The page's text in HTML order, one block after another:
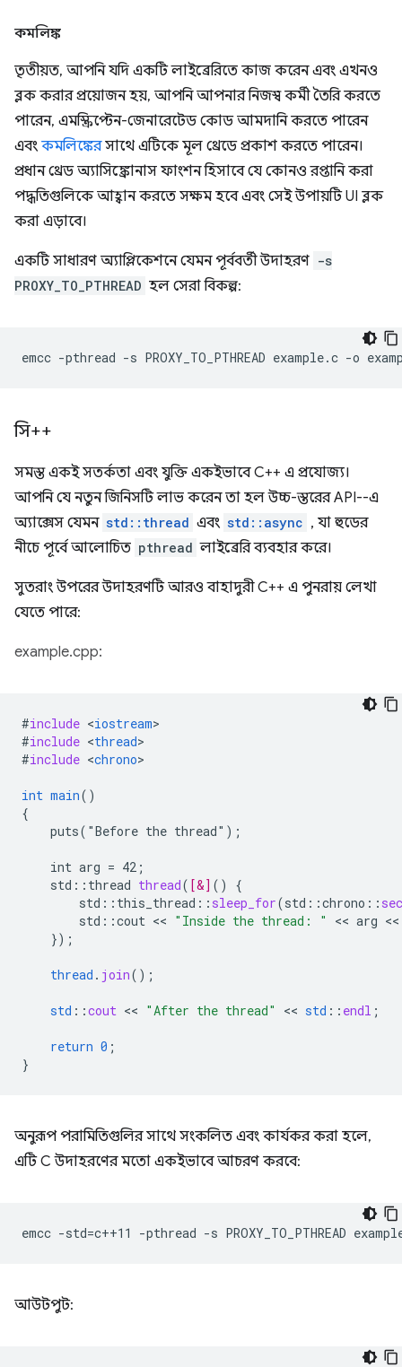
কমলিঙ্ক
তৃতীয়ত, আপনি যদি একটি লাইব্রেরিতে কাজ করেন এবং এখনও
ব্লক করার প্রয়োজন হয়, আপনি আপনার নিজস্ব কর্মী তৈরি করতে
পারেন, এমস্ক্রিপ্টেন-জেনারেটেড কোড আমদানি করতে পারেন
এবং কমলিঙ্কেরসাথে এটিকে মূল থ্রেডে প্রকাশ করতে পারেন।
প্রধান থ্রেড অ্যাসিঙ্ক্রোনাস ফাংশন হিসাবে যে কোনও রপ্তানি করা
পদ্ধতিগুলিকে আহ্বান করতে সক্ষম হবে এবং সেই উপায়টি UI ব্লক
করা এড়াবে।
একটি সাধারণ অ্যাপ্লিকেশনে যেমন পূর্ববর্তী উদাহরণ -s
PROXY_TO_PTHREAD হল সেরা বিকল্প:
emcc -pthread -s PROXY_TO_PTHREAD example.c -o
সি++
সমস্ত একই সতর্কতা এবং যুক্তি একইভাবে C++ এ প্রযোজ্য।
আপনি যে নতুন জিনিসটি লাভ করেন তা হল উচ্চ-স্তরের API--এ
অ্যাক্সেস যেমন std::thread এবং std::async , যা হুডের
নীচে পূর্বে আলোচিত pthread লাইব্রেরি ব্যবহার করে।
সুতরাং উপরের উদাহরণটি আরও বাহাদুরী C++ এ পুনরায় লেখা
যেতে পারে:
example.cpp:
#include <iostream
#include <thread
#include <chrono>
int main()
{
puts("Before the thread") ;
int arg = 42 ;
std : : thread thread( [&] ( )
{
std :: this_thread :: sleep_for(std ::chrono ::
std : :cout << "Inside the thread: " << arg
});
thread . join();
std ::cout << "After the thread" << std :: endl ;
return 0 ;
}
অনুরূপ পরামিতিগুলির সাথে সংকলিত এবং কার্যকর করা হলে,
এটি C উদাহরণের মতো একইভাবে আচরণ করবে:
emcc -std=c++11 -pthread -s PROXY_TO_PTHREAD
আউটপুট: